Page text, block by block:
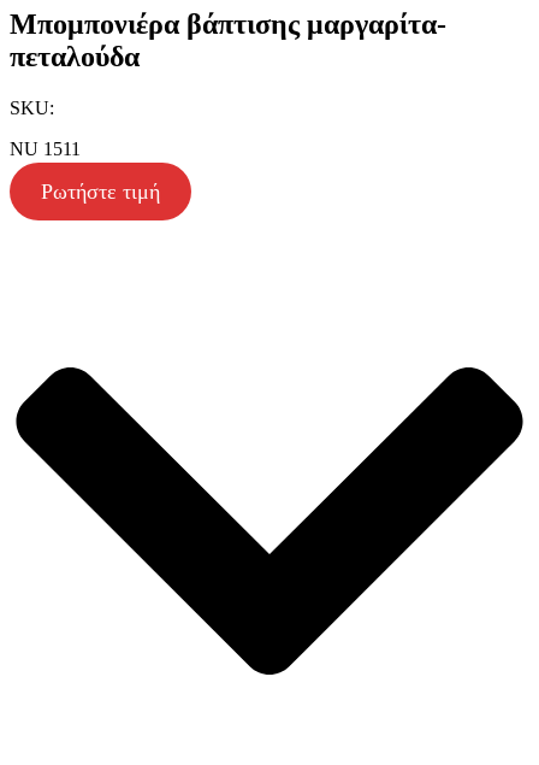
Μπομπονιέρα βάπτισης μαργαρίτα-
πεταλούδα
SKU:
NU 1511
Ρωτήστε τιμή